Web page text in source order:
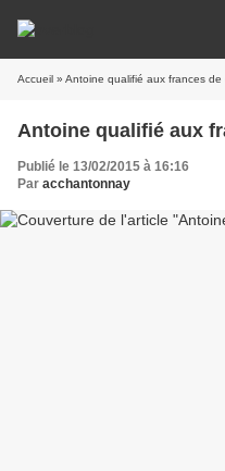
Accueil » Antoine qualifié aux frances de
Antoine qualifié aux
Publié le 13/02/2015 à 16:16
Par acchantonnay